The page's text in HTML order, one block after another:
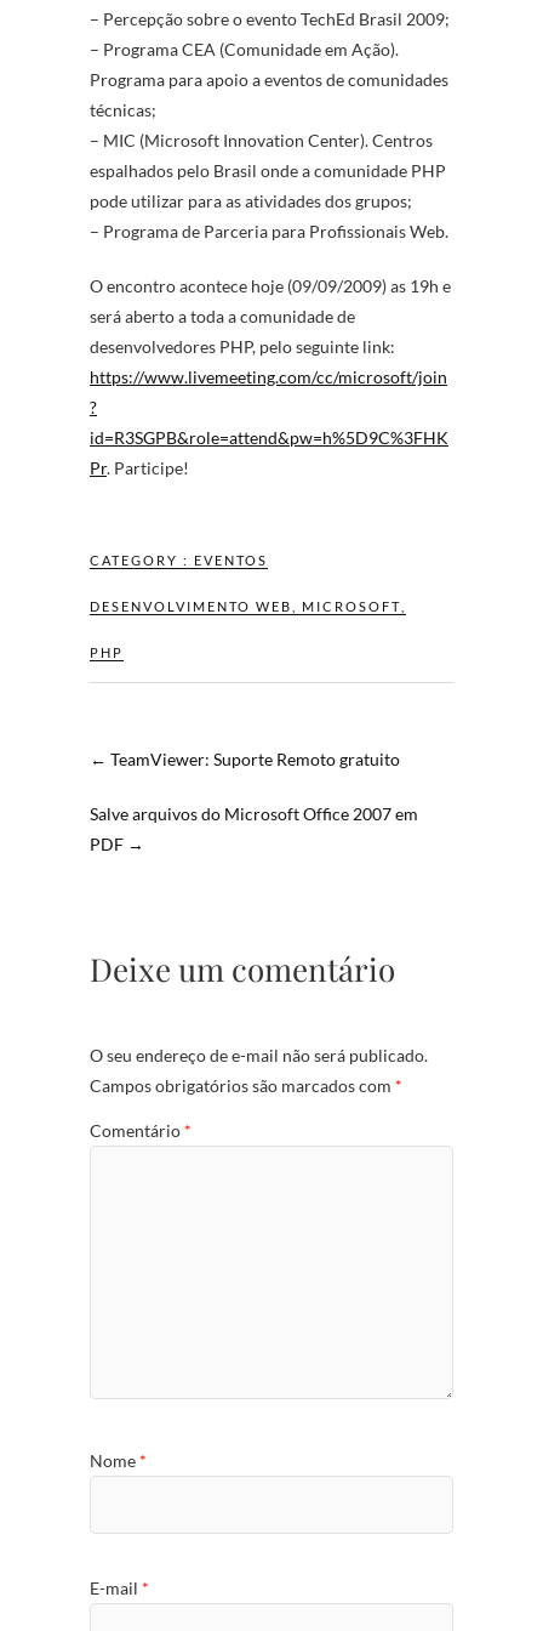
– Percepção sobre o evento TechEd Brasil 2009;
– Programa CEA (Comunidade em Ação).
Programa para apoio a eventos de comunidades
técnicas;
– MIC (Microsoft Innovation Center). Centros
espalhados pelo Brasil onde a comunidade PHP
pode utilizar para as atividades dos grupos;
– Programa de Parceria para Profissionais Web.
O encontro acontece hoje (09/09/2009) as 19h e
será aberto a toda a comunidade de
desenvolvedores PHP, pelo seguinte link:
https://www.livemeeting.com/cc/microsoft/join
?
id=R3SGPB&role=attend&pw=h%5D9C%3FHK
Pr. Participe!
CATEGORY : EVENTOS
DESENVOLVIMENTO WEB MICROSOFT
PHP
← TeamViewer: Suporte Remoto gratuito
Salve arquivos do Microsoft Office 2007 em
PDF →
Deixe um comentário
O seu endereço de e-mail não será publicado.
Campos obrigatórios são marcados com *
Comentário *
Nome *
E-mail *